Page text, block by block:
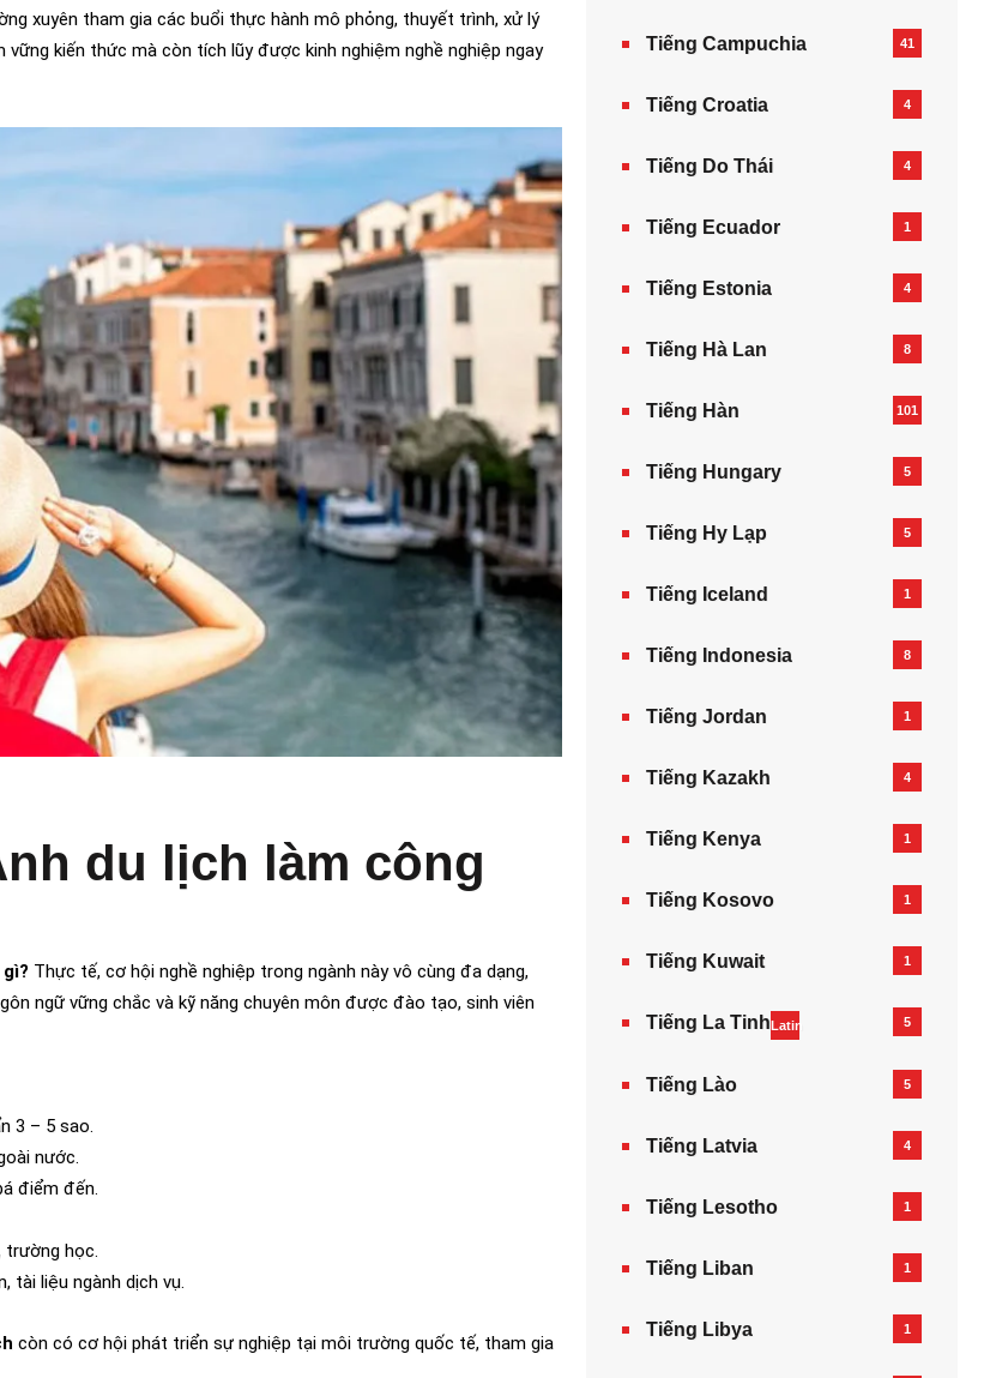
xuyên tham gia các buổi thực hành mô phỏng, thuyết trình, xử lý
kiến thức mà còn tích lũy được kinh nghiệm nghề nghiệp ngay
du lịch làm công
Thực tế, cơ hội nghề nghiệp trong ngành này vô cùng đa dạng,
ngữ vững chắc và kỹ năng chuyên môn được đào tạo, sinh viên
3 – 5 sao.
nước.
điểm đến.
trường học.
tài liệu ngành dịch vụ.
còn có cơ hội phát triển sự nghiệp tại môi trường quốc tế, tham gia
Tiếng Campuchia 41
Tiếng Croatia 4
Tiếng Do Thái 4
Tiếng Ecuador 1
Tiếng Estonia 4
Tiếng Hà Lan 8
Tiếng Hàn 101
Tiếng Hungary 5
Tiếng Hy Lạp 5
Tiếng Iceland 1
Tiếng Indonesia 8
Tiếng Jordan 1
Tiếng Kazakh‎ 4
Tiếng Kenya 1
Tiếng Kosovo 1
Tiếng Kuwait 1
Tiếng La TinhLatin 5
Tiếng Lào 5
Tiếng Latvia 4
Tiếng Lesotho 1
Tiếng Liban 1
Tiếng Libya 1